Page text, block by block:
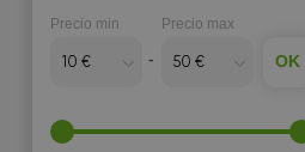
Para adultos
Para ingresar a la universidad
Para niños
Precio min Precio max
OK